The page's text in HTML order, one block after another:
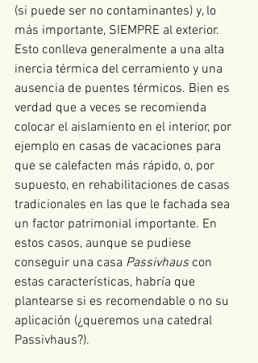
(si puede ser no contaminantes) y, lo
más importante, SIEMPRE al exterior.
Esto conlleva generalmente a una alta
inercia térmica del cerramiento y una
ausencia de puentes térmicos. Bien es
verdad que a veces se recomienda
colocar el aislamiento en el interior, por
ejemplo en casas de vacaciones para
que se calefacten más rápido, o, por
supuesto, en rehabilitaciones de casas
tradicionales en las que le fachada sea
un factor patrimonial importante. En
estos casos, aunque se pudiese
conseguir una casa Passivhaus con
estas características, habría que
plantearse si es recomendable o no su
aplicación (¿queremos una catedral
Passivhaus?).